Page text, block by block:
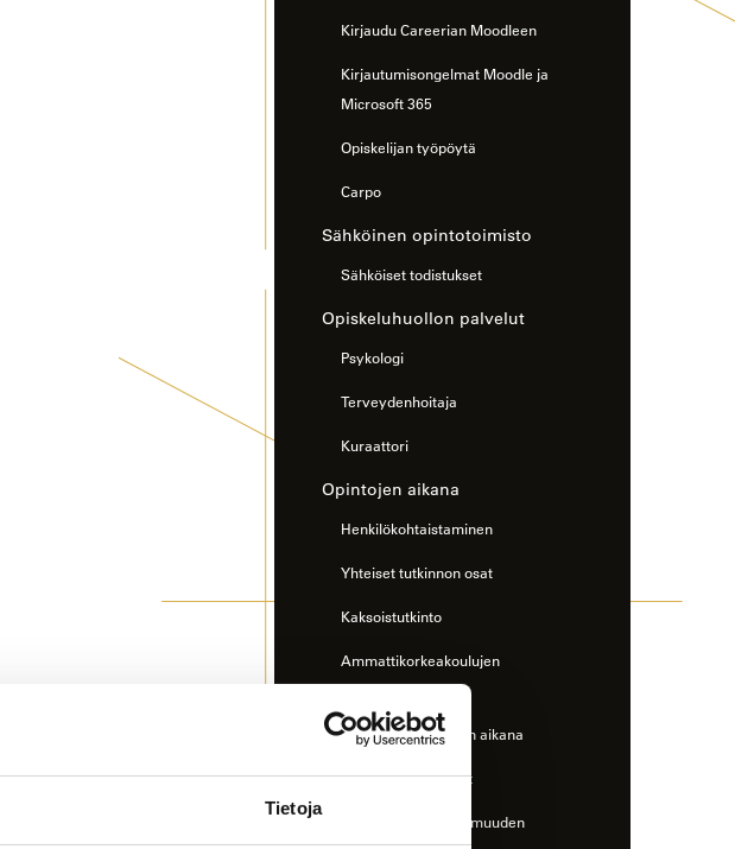
Tietoja
Kirjaudu Careerian Moodleen
Kirjautumisongelmat Moodle ja
Microsoft 365
Opiskelijan työpöytä
Carpo
Sähköinen opintotoimisto
Sähköiset todistukset
Opiskeluhuollon palvelut
Psykologi
Terveydenhoitaja
Kuraattori
Opintojen aikana
Henkilökohtaistaminen
Yhteiset tutkinnon osat
Kaksoistutkinto
Ammattikorkeakoulujen
väyläopinnot
Ulkomaille opintojen aikana
Opiskelijapalautteet
Opintojen maksuttomuuden